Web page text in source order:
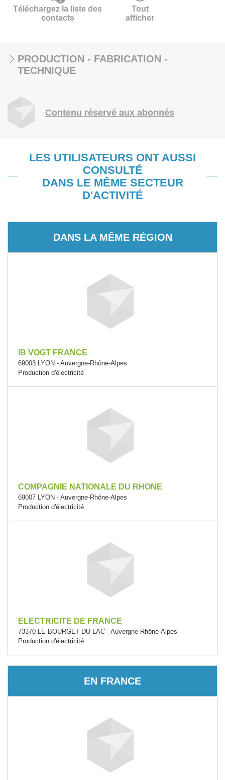
Téléchargez la liste des
contacts
Tout
afficher
PRODUCTION - FABRICATION -
TECHNIQUE
Contenu réservé aux abonnés
LES UTILISATEURS ONT AUSSI
CONSULTÉ
DANS LE MÊME SECTEUR
D'ACTIVITÉ
DANS LA MÊME RÉGION
IB VOGT FRANCE
69003 LYON - Auvergne-Rhône-Alpes
Production d'électricité
COMPAGNIE NATIONALE DU RHONE
69007 LYON - Auvergne-Rhône-Alpes
Production d'électricité
ELECTRICITE DE FRANCE
73370 LE BOURGET-DU-LAC - Auvergne-Rhône-Alpes
Production d'électricité
EN FRANCE